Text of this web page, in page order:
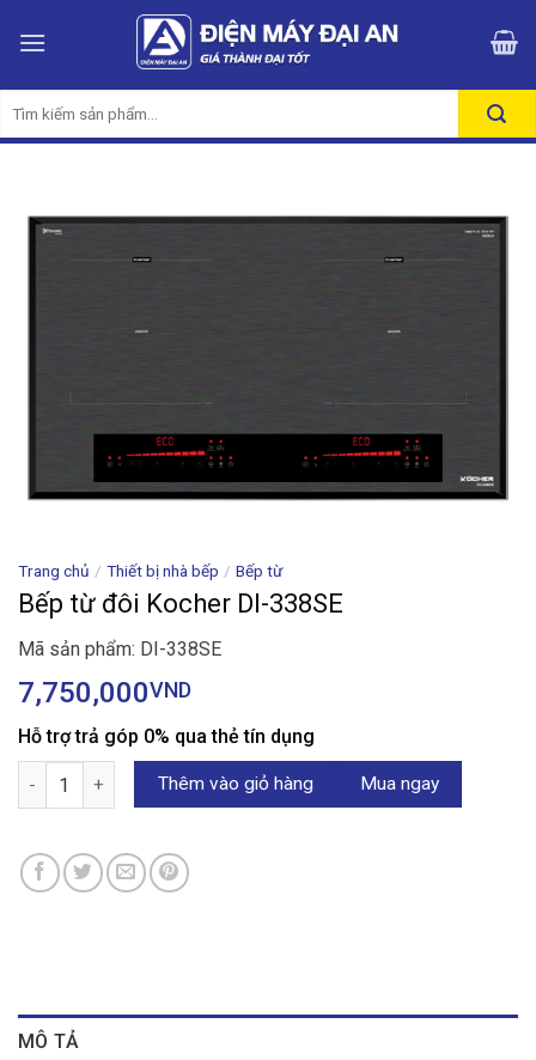
kiếm:
Trang chủ / Thiết bị nhà bếp / Bếp từ
Bếp từ đôi Kocher DI-338SE
Mã sản phẩm: DI-338SE
7,750,000VND
Hỗ trợ trả góp 0% qua thẻ tín dụng
Bếp từ đôi Kocher DI-338SE số lượng
Thêm vào giỏ hàng Mua ngay
MÔ TẢ